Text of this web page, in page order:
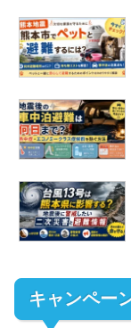
キャンペー